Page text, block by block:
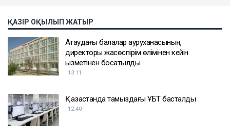
ҚАЗІР ОҚЫЛЫП ЖАТЫР
Ақтаудағы балалар ауруханасының
директоры жасөспірім өлімінен кейін
қызметінен босатылды
13:11
Қазақстанда тамыздағы ҰБТ басталды
12:40